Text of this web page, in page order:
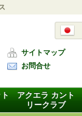
サイトマップ
お問合せ
アクエラ カント
リークラブ